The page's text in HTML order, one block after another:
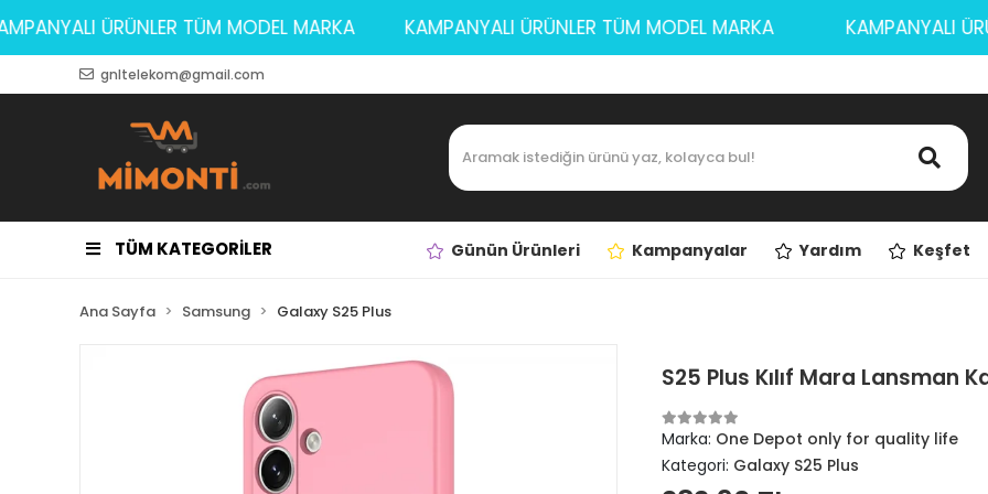
KAMPANYALI ÜRÜNLER TÜM MODEL MARKA KAMPANYALI ÜRÜNLER TÜM MODEL MARKA
gnltelekom@gmail.com
TÜM KATEGORİLER Günün Ürünleri Kampanyalar Yardım Keşfet
Ana Sayfa Samsung Galaxy S25 Plus
S25 Plus Kılıf Mara Lansman
Marka: One Depot only for quality life
Kategori: Galaxy S25 Plus